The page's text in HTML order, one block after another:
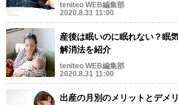
teniteo WEB編集部
2020.8.31 11:00
産後は眠いのに眠れない？眠
解消法を紹介
teniteo WEB編集部
2020.8.31 11:00
出産の月別のメリットとデメ